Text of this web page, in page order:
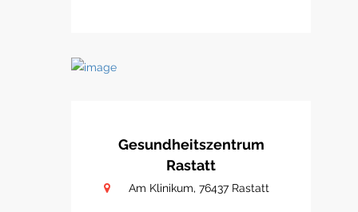
Gesundheitszentrum
Rastatt
Am Klinikum, 76437 Rastatt